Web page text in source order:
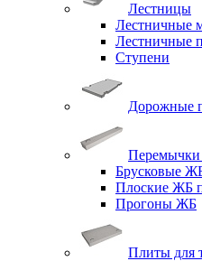
Лестницы
Лестничные
Лестничные
Ступени
Дорожные
Перемычки
Брусковые
Плоские ЖБ
Прогоны ЖБ
Плиты для